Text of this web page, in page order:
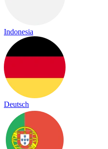
Indonesia
Deutsch